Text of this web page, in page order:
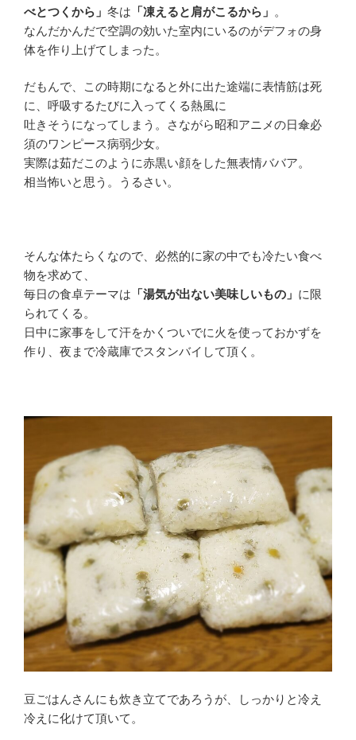
べとつくから」 冬は 「凍えると肩がこるから」 。
なんだかんだで空調の効いた室内にいるのがデフォの身
体を作り上げてしまった。
だもんで、この時期になると外に出た途端に表情筋は死
に、呼吸するたびに入ってくる熱風に
吐きそうになってしまう。さながら昭和アニメの日傘必
須のワンピース病弱少女。
実際は茹だこのように赤黒い顔をした無表情ババア。
相当怖いと思う。うるさい。
そんな体たらくなので、必然的に家の中でも冷たい食べ
物を求めて、
毎日の食卓テーマは 「湯気が出ない美味しいもの」 に限
られてくる。
日中に家事をして汗をかくついでに火を使っておかずを
作り、夜まで冷蔵庫でスタンバイして頂く。
豆ごはんさんにも炊き立てであろうが、しっかりと冷え
冷えに化けて頂いて。